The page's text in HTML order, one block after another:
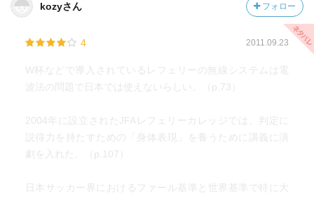
kozyさん フォロー
4 2011.09.23
W杯などで導入されているレフェリーの無線システムは電
波法の問題で日本では使えないらしい。（p.73）
2004年に設立されたJFAレフェリーカレッジでは、判定に
説得力を持たすための「身体表現」を養うために講義に演
劇を入れた。（p.107）
日本サッカー界におけるファール基準と世界基準で特に大